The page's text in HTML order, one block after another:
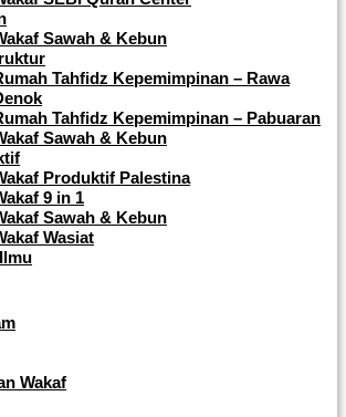
Sawah & Kebun
Tahfidz Kepemimpinan – Rawa
Tahfidz Kepemimpinan – Pabuaran
Sawah & Kebun
Produktif Palestina
9 in 1
Sawah & Kebun
Wasiat
Wakaf